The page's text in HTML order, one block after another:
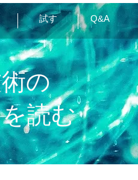
試す Q&A
の
読む